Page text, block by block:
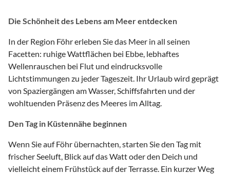
Die Schönheit des Lebens am Meer entdecken
In der Region Föhr erleben Sie das Meer in all seinen
Facetten: ruhige Wattflächen bei Ebbe, lebhaftes
Wellenrauschen bei Flut und eindrucksvolle
Lichtstimmungen zu jeder Tageszeit. Ihr Urlaub wird geprägt
von Spaziergängen am Wasser, Schiffsfahrten und der
wohltuenden Präsenz des Meeres im Alltag.
Den Tag in Küstennähe beginnen
Wenn Sie auf Föhr übernachten, starten Sie den Tag mit
frischer Seeluft, Blick auf das Watt oder den Deich und
vielleicht einem Frühstück auf der Terrasse. Ein kurzer Weg